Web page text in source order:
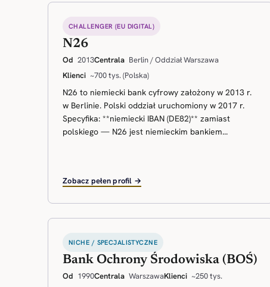
CHALLENGER (EU DIGITAL)
N26
Od 2013Centrala Berlin / Oddział Warszawa
Klienci ~700 tys. (Polska)
N26 to niemiecki bank cyfrowy założony w 2013 r.
w Berlinie. Polski oddział uruchomiony w 2017 r.
Specyfika: **niemiecki IBAN (DE82)** zamiast
polskiego — N26 jest niemieckim bankiem...
Zobacz pełen profil →
NICHE / SPECJALISTYCZNE
Bank Ochrony Środowiska (BOŚ)
Od 1990Centrala WarszawaKlienci ~250 tys.